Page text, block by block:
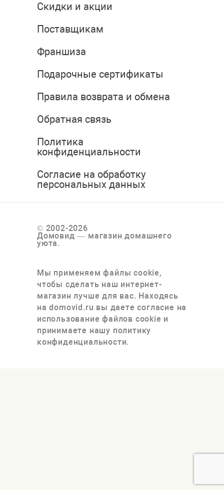
Скидки и акции
Поставщикам
Франшиза
Подарочные сертификаты
Правила возврата и обмена
Обратная связь
Политика
конфиденциальности
Согласие на обработку
персональных данных
© 2002-2026
Домовид — магазин домашнего
уюта.
Мы применяем файлы cookie,
чтобы сделать наш интернет-
магазин лучше для вас. Находясь
на domovid.ru вы даете согласие на
использование файлов cookie и
принимаете нашу политику
конфиденциальности.